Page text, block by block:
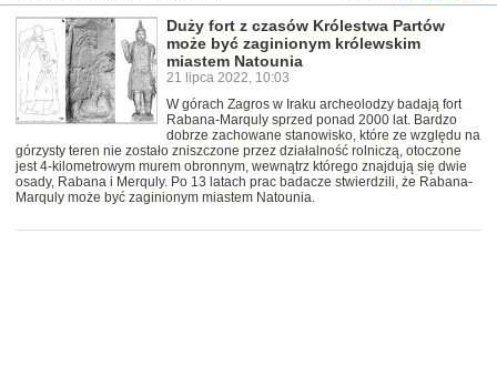
Duży fort z czasów Królestwa Partów
może być zaginionym królewskim
miastem Natounia
21 lipca 2022, 10:03
W górach Zagros w Iraku archeolodzy badają fort
Rabana-Marquly sprzed ponad 2000 lat. Bardzo
dobrze zachowane stanowisko, które ze względu na
górzysty teren nie zostało zniszczone przez działalność rolniczą, otoczone
jest 4-kilometrowym murem obronnym, wewnątrz którego znajdują się dwie
osady, Rabana i Merquly. Po 13 latach prac badacze stwierdzili, że Rabana-
Marquly może być zaginionym miastem Natounia.